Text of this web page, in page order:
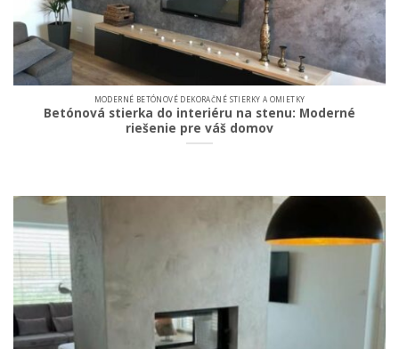
MODERNÉ BETÓNOVÉ DEKORAČNÉ STIERKY A OMIETKY
Betónová stierka do interiéru na stenu: Moderné
riešenie pre váš domov